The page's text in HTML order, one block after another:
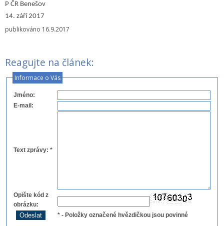
P ČR Benešov
14. září 2017
publikováno 16.9.2017
Reagujte na článek:
Informace o Vás
Jméno:
E-mail :
Text zprávy: *
Opište kód z
obrázku:
* - Položky označené hvězdičkou jsou povinné